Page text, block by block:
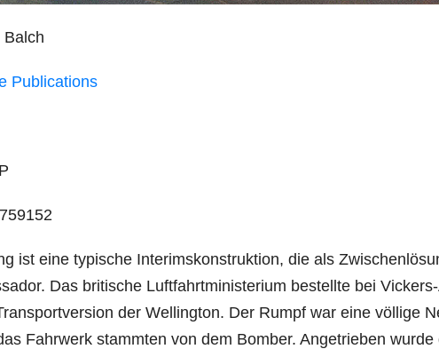
Balch
Publications
ist eine typische Interimskonstruktion, die als
Das britische Luftfahrtministerium bestellte bei
der Wellington. Der Rumpf war eine völlige
Fahrwerk stammten von dem Bomber. Angetrieben